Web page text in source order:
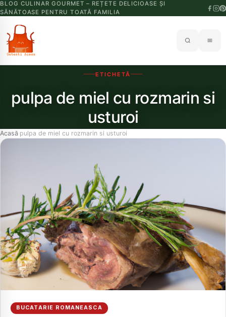
BLOG CULINAR GOURMET – REȚETE DELICIOASE ȘI
SĂNĂTOASE PENTRU TOATĂ FAMILIA
ETICHETĂ
pulpa de miel cu rozmarin si
usturoi
Acasă›pulpa de miel cu rozmarin si usturoi
BUCATARIE ROMANEASCA